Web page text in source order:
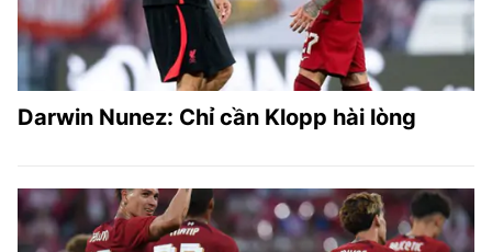
Darwin Nunez: Chỉ cần Klopp hài lòng